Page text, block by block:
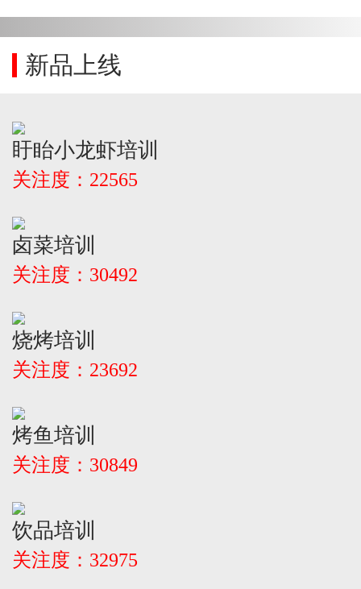
新品上线
盱眙小龙虾培训
关注度：22565
卤菜培训
关注度：30492
烧烤培训
关注度：23692
烤鱼培训
关注度：30849
饮品培训
关注度：32975